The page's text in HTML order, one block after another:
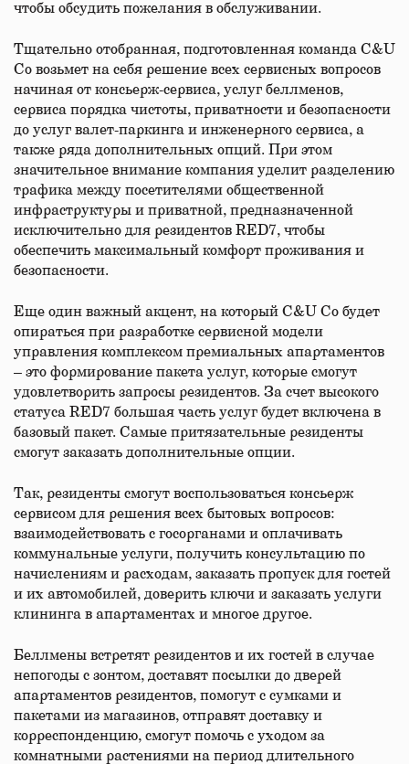
чтобы обсудить пожелания в обслуживании.
Тщательно отобранная, подготовленная команда C&U
Co возьмет на себя решение всех сервисных вопросов
начиная от консьерж-сервиса, услуг беллменов,
сервиса порядка чистоты, приватности и безопасности
до услуг валет-паркинга и инженерного сервиса, а
также ряда дополнительных опций. При этом
значительное внимание компания уделит разделению
трафика между посетителями общественной
инфраструктуры и приватной, предназначенной
исключительно для резидентов RED7, чтобы
обеспечить максимальный комфорт проживания и
безопасности.
Еще один важный акцент, на который C&U Co будет
опираться при разработке сервисной модели
управления комплексом премиальных апартаментов
– это формирование пакета услуг, которые смогут
удовлетворить запросы резидентов. За счет высокого
статуса RED7 большая часть услуг будет включена в
базовый пакет. Самые притязательные резиденты
смогут заказать дополнительные опции.
Так, резиденты смогут воспользоваться консьерж
сервисом для решения всех бытовых вопросов:
взаимодействовать с госорганами и оплачивать
коммунальные услуги, получить консультацию по
начислениям и расходам, заказать пропуск для гостей
и их автомобилей, доверить ключи и заказать услуги
клининга в апартаментах и многое другое.
Беллмены встретят резидентов и их гостей в случае
непогоды с зонтом, доставят посылки до дверей
апартаментов резидентов, помогут с сумками и
пакетами из магазинов, отправят доставку и
корреспонденцию, смогут помочь с уходом за
комнатными растениями на период длительного